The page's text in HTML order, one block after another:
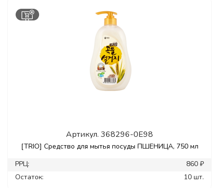
Артикул. 368296-0E98
[TRIO] Средство для мытья посуды ПШЕНИЦА, 750 мл
РРЦ:
860 ₽
Остаток:
10 шт.